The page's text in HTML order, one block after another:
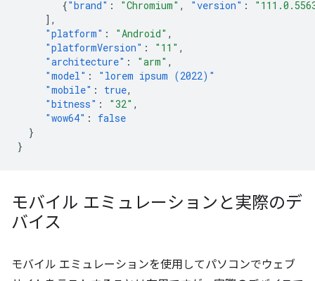
{"brand" : "Chromium" , "version" :
],
"platform" : "Android" ,
"platformVersion" : "11" ,
"architecture" : "arm" ,
"model" :
"lorem ipsum (2022)"
"mobile" : true,
"bitness" : "32" ,
"wow64" :
false
}
}
モバイル エミュレーションと実際のデ
バイス
モバイル エミュレーションを使用してパソコンでウェブ